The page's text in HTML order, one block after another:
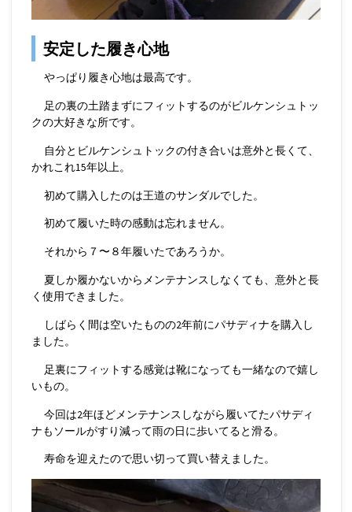
安定した履き心地
やっぱり履き心地は最高です。
足の裏の土踏まずにフィットするのがビルケンシュトッ
クの大好きな所です。
自分とビルケンシュトックの付き合いは意外と長くて、
かれこれ15年以上。
初めて購入したのは王道のサンダルでした。
初めて履いた時の感動は忘れません。
それから７〜８年履いたであろうか。
夏しか履かないからメンテナンスしなくても、意外と長
く使用できました。
しばらく間は空いたものの2年前にパサディナを購入し
ました。
足裏にフィットする感覚は靴になっても一緒なので嬉し
いもの。
今回は2年ほどメンテナンスしながら履いてたパサディ
ナもソールがすり減って雨の日に歩いてると滑る。
寿命を迎えたので思い切って買い替えました。